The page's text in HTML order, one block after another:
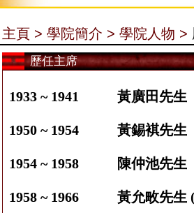
主頁 > 學院簡介 > 學院人物 >
歷任主席
1933 ~ 1941 黃廣田先生
1950 ~ 1954 黃錫褀先生
1954 ~ 1958 陳仲池先生
1958 ~ 1966 黃允畋先生